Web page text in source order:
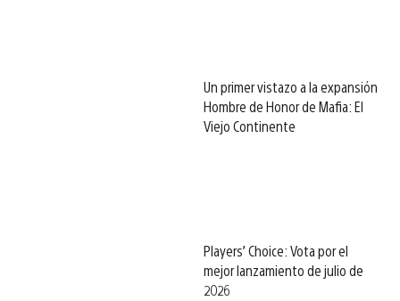
Un primer vistazo a la expansión
Hombre de Honor de Mafia: El
Viejo Continente
Players’ Choice: Vota por el
mejor lanzamiento de julio de
2026